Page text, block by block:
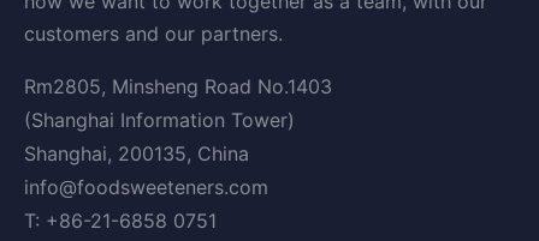
customers and our partners.
Rm2805, Minsheng Road No.1403
(Shanghai Information Tower)
Shanghai, 200135, China
info@foodsweeteners.com
T: +86-21-6858 0751